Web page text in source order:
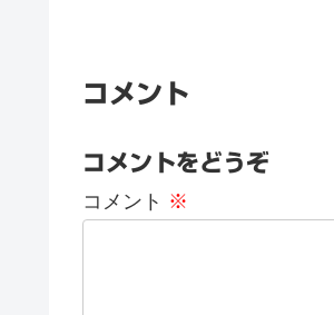
コメント
コメントをどうぞ
コメント ※